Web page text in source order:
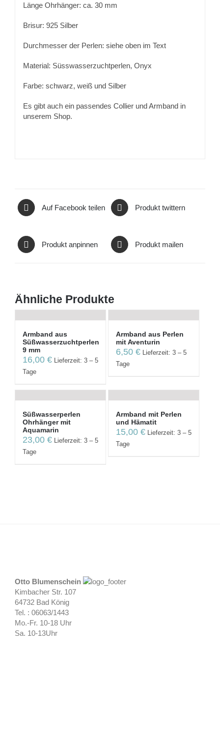
Länge Ohrhänger: ca. 30 mm
Brisur: 925 Silber
Durchmesser der Perlen: siehe oben im Text
Material: Süsswasserzuchtperlen, Onyx
Farbe: schwarz, weiß und Silber
Es gibt auch ein passendes Collier und Armband in
unserem Shop.
Auf Facebook teilen Produkt twittern
Produkt anpinnen Produkt mailen
Ähnliche Produkte
Armband aus
Süßwasserzuchtperlen
9 mm
16,00 €
Lieferzeit: 3 – 5
Tage
Armband aus Perlen
mit Aventurin
6,50€
Lieferzeit: 3 – 5
Tage
Süßwasserperlen
Ohrhänger mit
Aquamarin
23,00 €
Lieferzeit: 3 – 5
Tage
Armband mit Perlen
und Hämatit
15,00€
Lieferzeit: 3 – 5
Tage
Otto Blumenschein
Kimbacher Str. 107
64732 Bad König
Tel. : 06063/1443
Mo.-Fr. 10-18 Uhr
Sa. 10-13Uhr